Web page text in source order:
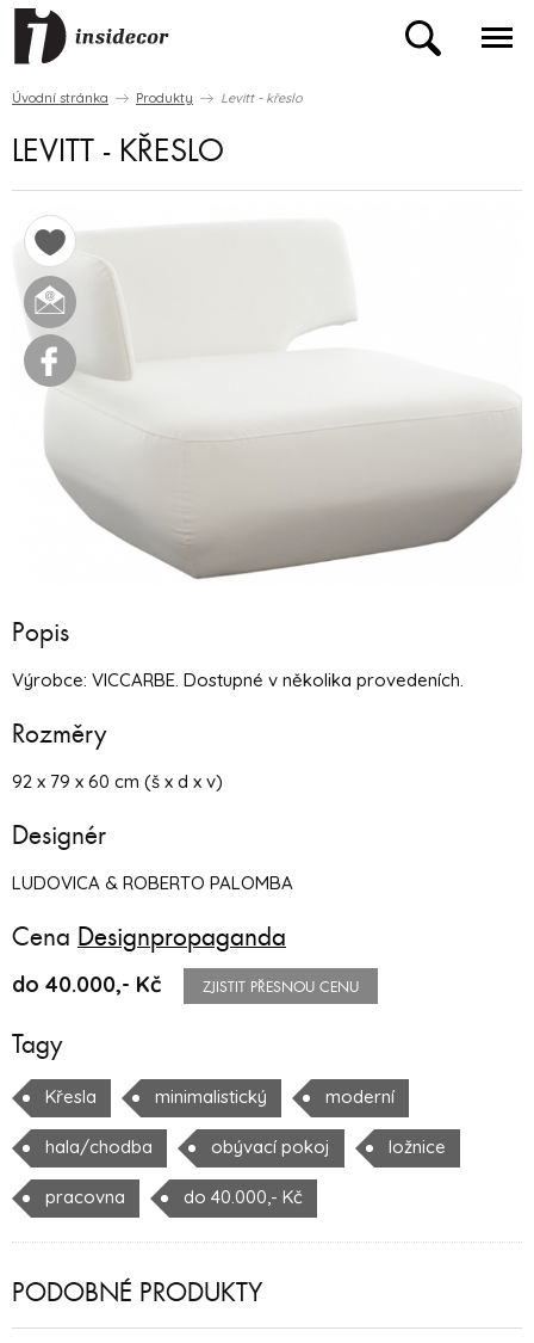
Úvodní stránka Produkty Levitt - křeslo
LEVITT - KŘESLO
Popis
Výrobce: VICCARBE. Dostupné v několika provedeních.
Rozměry
92 x 79 x 60 cm (š x d x v)
Designér
LUDOVICA & ROBERTO PALOMBA
Cena Designpropaganda
do 40.000,- Kč ZJISTIT PŘESNOU CENU
Tagy
Křesla minimalistický moderní
hala/chodba obývací pokoj ložnice
pracovna do 40.000,- Kč
PODOBNÉ PRODUKTY